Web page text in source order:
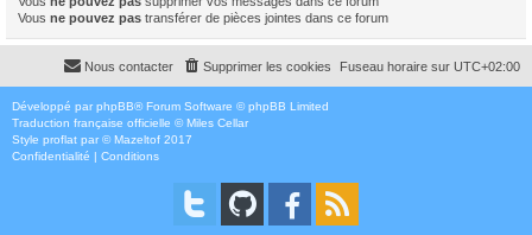
Vous ne pouvez pas transférer de pièces jointes dans ce forum
Fuseau horaire sur UTC+02:00
Supprimer les cookies
Nous contacter
Développé par phpBB® Forum Software © phpBB Limited
Traduction française officielle ©Miles Cellar
Style proflat par ©Mazeltof 2017
Confidentialité | Conditions